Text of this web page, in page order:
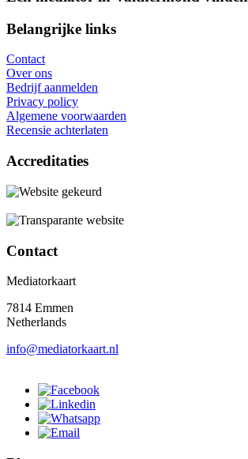
Belangrijke links
Contact
Over ons
Bedrijf aanmelden
Privacy policy
Algemene voorwaarden
Recensie achterlaten
Accreditaties
Contact
Mediatorkaart
7814 Emmen
Netherlands
info@mediatorkaart.nl